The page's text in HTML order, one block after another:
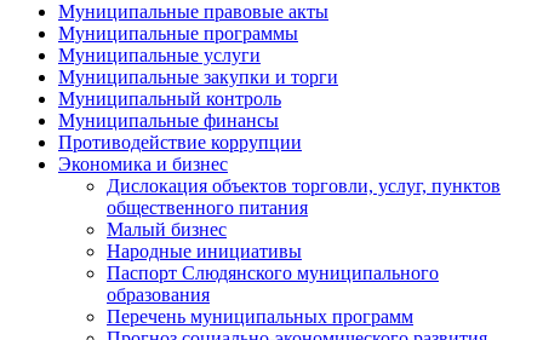
Муниципальные правовые акты
Муниципальные программы
Муниципальные услуги
Муниципальные закупки и торги
Муниципальный контроль
Муниципальные финансы
Противодействие коррупции
Экономика и бизнес
Дислокация объектов торговли, услуг, пунктов
общественного питания
Малый бизнес
Народные инициативы
Паспорт Слюдянского муниципального
образования
Перечень муниципальных программ